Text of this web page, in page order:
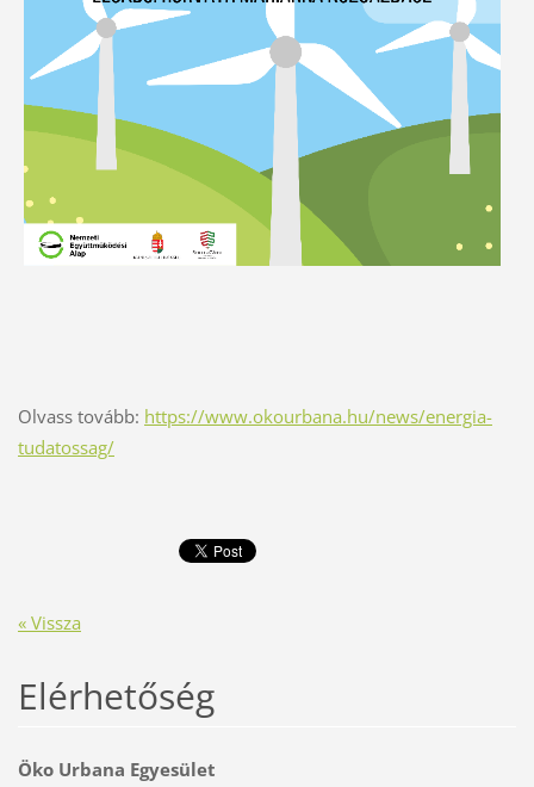
Olvass tovább: https://www.okourbana.hu/news/energia-
tudatossag/
« Vissza
Elérhetőség
Öko Urbana Egyesület